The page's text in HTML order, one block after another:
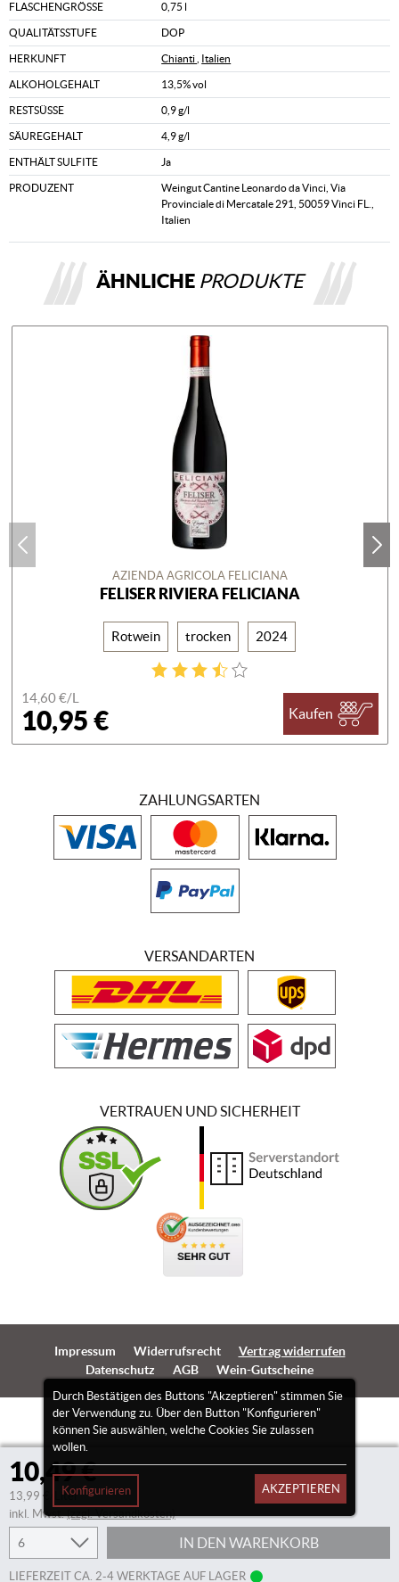
10,49 €
13,99 €/Liter
inkl. Mwst.(zzgl. Versandkosten)
IN DEN WARENKORB
LIEFERZEIT CA. 2-4 WERKTAGE AUF LAGER
FLASCHENGRÖSSE 0,75 l
QUALITÄTSSTUFE DOP
HERKUNFT Chianti Italien
ALKOHOLGEHALT 13,5% vol
RESTSÜSSE 0,9 g/l
SÄUREGEHALT 4,9 g/l
ENTHÄLT SULFITE Ja
PRODUZENT
Weingut Cantine Leonardo da Vinci, Via
Provinciale di Mercatale 291, 50059 Vinci FL.,
Italien
ÄHNLICHE PRODUKTE
AZIENDA AGRICOLA FELICIANA
FELISER RIVIERA FELICIANA
Rotwein trocken 2024
14,60 €/L
10,95 € Kaufen
Durch Bestätigen des Buttons "Akzeptieren" stimmen Sie
der Verwendung zu. Über den Button "Konfigurieren"
können Sie auswählen, welche Cookies Sie zulassen
wollen.
Konfigurieren AKZEPTIEREN
ZAHLUNGSARTEN
VERSANDARTEN
VERTRAUEN UND SICHERHEIT
Impressum Widerrufsrecht
Vertrag widerrufen
Datenschutz
AGB Wein-Gutscheine